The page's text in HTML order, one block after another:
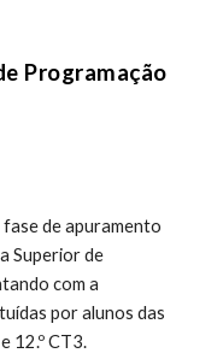
Programação
de apuramento
Superior de
com a
por alunos das
12.º CT3.